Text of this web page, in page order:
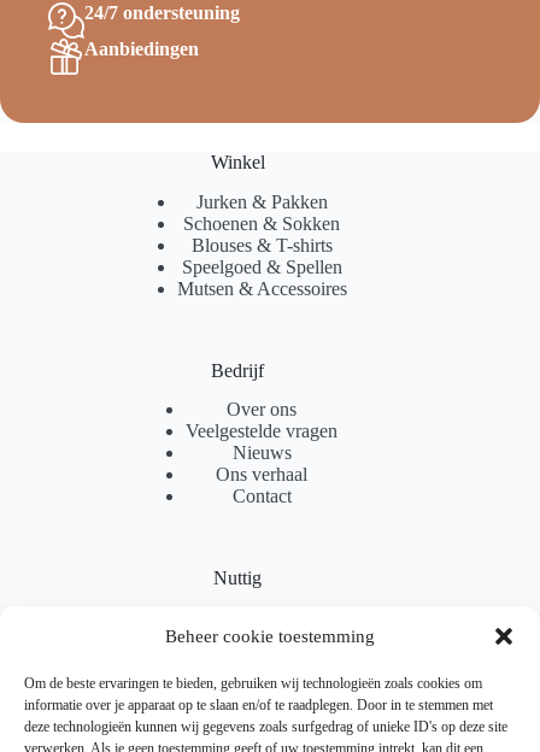
Beheer cookie toestemming
Om de beste ervaringen te bieden, gebruiken wij technologieën zoals cookies om
informatie over je apparaat op te slaan en/of te raadplegen. Door in te stemmen met
deze technologieën kunnen wij gegevens zoals surfgedrag of unieke ID's op deze site
verwerken. Als je geen toestemming geeft of uw toestemming intrekt, kan dit een
24/7 ondersteuning
Aanbiedingen
Winkel
Jurken & Pakken
Schoenen & Sokken
Blouses & T-shirts
Speelgoed & Spellen
Mutsen & Accessoires
Bedrijf
Over ons
Veelgestelde vragen
Nieuws
Ons verhaal
Contact
Nuttig
Partnerprogramma
Locaties
Samenwerking